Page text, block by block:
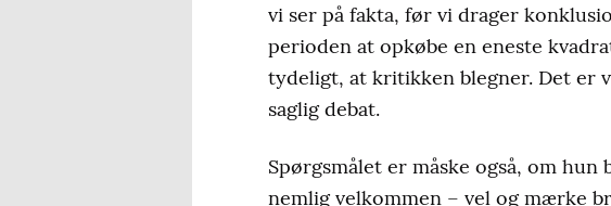
vi ser på fakta, før vi drager
perioden at opkøbe en eneste
tydeligt, at kritikken blegner. Det er
saglig debat.
Spørgsmålet er måske også, om
nemlig velkommen – vel og mærke